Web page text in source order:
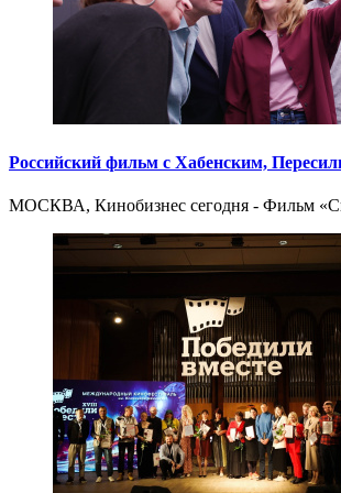
Российский фильм с Хабенским,
МОСКВА, Кинобизнес сегодня - Фильм